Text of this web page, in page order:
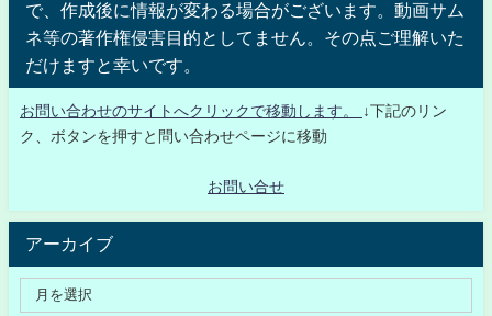
で、作成後に情報が変わる場合がございます。動画サム
ネ等の著作権侵害目的としてません。その点ご理解いた
だけますと幸いです。
お問い合わせのサイトへクリックで移動します。
↓下記のリン
ク、ボタンを押すと問い合わせページに移動
お問い合せ
アーカイブ